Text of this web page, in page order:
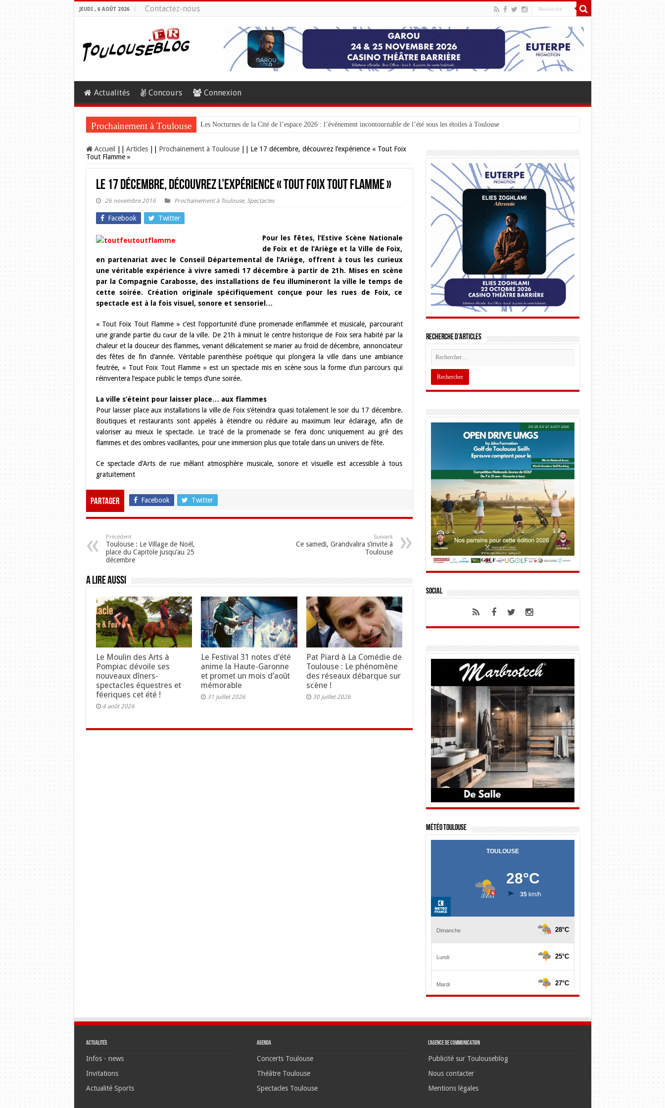
JEUDI , 6 AOÛT 2026 Contactez-nous
Actualités Concours Connexion
Prochainement à Toulouse Les Nocturnes de la Cité de l’espace 2026 : l’événement incontournable de l’été sous les étoiles à Toulouse
Accueil Articles Prochainement à Toulouse
Le 17 décembre, découvrez l’expérience « Tout Foix
Tout Flamme »
Le 17 décembre, découvrez l’expérience « Tout Foix Tout Flamme »
26 novembre 2016 Prochainement à Toulouse, Spectacles
Facebook Twitter
Pour les fêtes, l’Estive Scène Nationale
de Foix et de l’Ariège et la Ville de Foix,
en partenariat avec le Conseil Départemental de l’Ariège, offrent à tous les curieux
une véritable expérience à vivre samedi 17 décembre à partir de 21h. Mises en scène
par la Compagnie Carabosse, des installations de feu illumineront la ville le temps de
cette soirée. Création originale spécifiquement conçue pour les rues de Foix, ce
spectacle est à la fois visuel, sonore et sensoriel…
« Tout Foix Tout Flamme » c’est l’opportunité d’une promenade enflammée et musicale, parcourant
une grande partie du cœur de la ville. De 21h à minuit le centre historique de Foix sera habité par la
chaleur et la douceur des flammes, venant délicatement se marier au froid de décembre, annonciateur
des fêtes de fin d’année. Véritable parenthèse poétique qui plongera la ville dans une ambiance
feutrée, « Tout Foix Tout Flamme » est un spectacle mis en scène sous la forme d’un parcours qui
réinventera l’espace public le temps d’une soirée.
La ville s’éteint pour laisser place… aux flammes
Pour laisser place aux installations la ville de Foix s’éteindra quasi totalement le soir du 17 décembre.
Boutiques et restaurants sont appelés à éteindre ou réduire au maximum leur éclairage, afin de
valoriser au mieux le spectacle. Le tracé de la promenade se fera donc uniquement au gré des
flammes et des ombres vacillantes, pour une immersion plus que totale dans un univers de fête.
Ce spectacle d’Arts de rue mêlant atmosphère musicale, sonore et visuelle est accessible à tous
gratuitement
Partager Facebook Twitter
Précédent
Toulouse : Le Village de Noël,
place du Capitole jusqu’au 25
décembre
Suivant
Ce samedi, Grandvalira s’invite à
Toulouse
A lire aussi
Le Moulin des Arts à
Pompiac dévoile ses
nouveaux dîners-
spectacles équestres et
féeriques cet été !
4 août 2026
Le Festival 31 notes d’été
anime la Haute-Garonne
et promet un mois d’août
mémorable
31 juillet 2026
Pat Piard à La Comédie de
Toulouse : Le phénomène
des réseaux débarque sur
scène !
30 juillet 2026
Recherche d’articles
Social
Météo Toulouse
Actualités
Infos - news
Invitations
Actualité Sports
Agenda
Concerts Toulouse
Théâtre Toulouse
Spectacles Toulouse
L’agence de communication
Publicité sur Toulouseblog
Nous contacter
Mentions légales